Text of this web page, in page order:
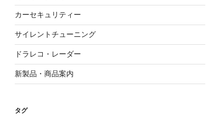
カーセキュリティー
サイレントチューニング
ドラレコ・レーダー
新製品・商品案内
タグ